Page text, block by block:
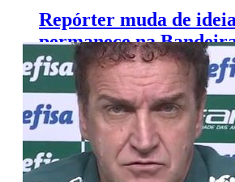
Repórter muda de
permanece na
de Goiânia